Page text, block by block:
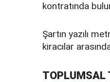
kontratında
Şartın yazılı
kiracılar
TOPLUMSAL